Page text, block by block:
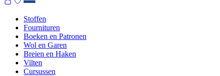
Stoffen
Fournituren
Boeken en Patronen
Wol en Garen
Breien en Haken
Vilten
Cursussen